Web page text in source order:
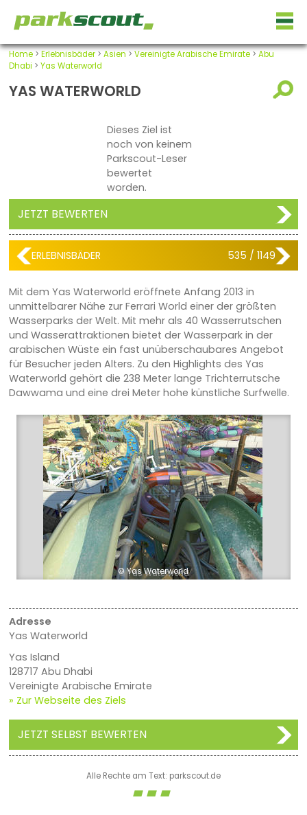
Home> Erlebnisbäder> Asien > Vereinigte Arabische Emirate> Abu
Dhabi > Yas Waterworld
YAS WATERWORLD
Dieses Ziel ist
noch von keinem
Parkscout-Leser
bewertet
worden.
JETZT BEWERTEN
ERLEBNISBÄDER 535 / 1149
Mit dem Yas Waterworld eröffnete Anfang 2013 in
unmittelbarer Nähe zur Ferrari World einer der größten
Wasserparks der Welt. Mit mehr als 40 Wasserrutschen
und Wasserattraktionen bietet der Wasserpark in der
arabischen Wüste ein fast unüberschaubares Angebot
für Besucher jeden Alters. Zu den Highlights des Yas
Waterworld gehört die 238 Meter lange Trichterrutsche
Dawwama und eine drei Meter hohe künstliche Surfwelle.
© Yas Waterworld
Adresse
Yas Waterworld
Yas Island
128717 Abu Dhabi
Vereinigte Arabische Emirate
» Zur Webseite des Ziels
JETZT SELBST BEWERTEN
Alle Rechte am Text: parkscout.de